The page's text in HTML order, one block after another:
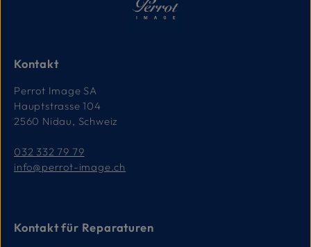
Kontakt
Perrot Image SA
Hauptstrasse 104
2560 Nidau, Schweiz
032 332 79 79
info@perrot-image.ch
Kontakt für Reparaturen